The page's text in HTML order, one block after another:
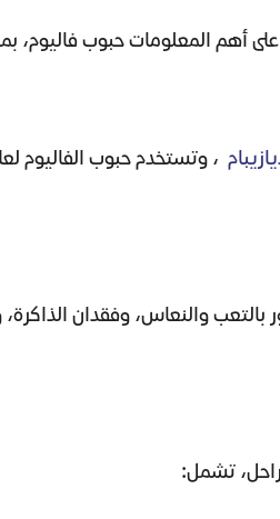
أهم المعلومات حبوب فاليوم،
، وتستخدم حبوب الفاليوم
والنعاس، وفقدان
تشمل: